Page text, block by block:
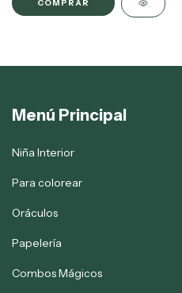
Menú Principal
Niña Interior
Para colorear
Oráculos
Papelería
Combos Mágicos